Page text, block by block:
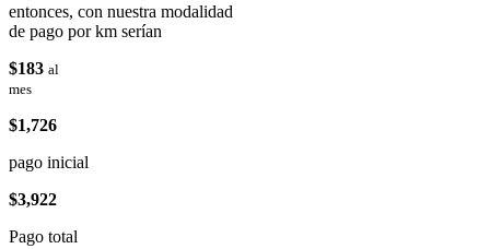
entonces, con nuestra modalidad
de pago por km serían
$183 al
mes
$1,726
pago inicial
$3,922
Pago total